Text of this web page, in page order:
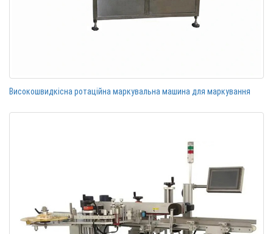
Високошвидкісна ротаційна маркувальна машина для маркування